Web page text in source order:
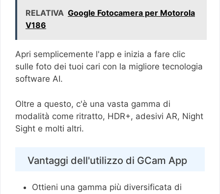
RELATIVA Google Fotocamera per Motorola
V186
Apri semplicemente l'app e inizia a fare clic
sulle foto dei tuoi cari con la migliore tecnologia
software AI.
Oltre a questo, c'è una vasta gamma di
modalità come ritratto, HDR+, adesivi AR, Night
Sight e molti altri.
Vantaggi dell'utilizzo di GCam App
Ottieni una gamma più diversificata di